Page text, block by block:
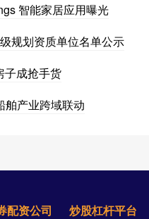
智能家居应用曝光
规划资质单位名单公示
子成抢手货
舶产业跨域联动
配资公司 炒股杠杆平台